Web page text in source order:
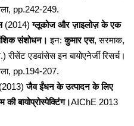
pp.242-249.
(2014)ग्लूकोज और ज़ाइलोज़ के एक
संशोधन।इन:कुमार एस, सरमाक,
एडवांसेस इन बायोएनेर्जी रिसर्च।
pp.194-207.
जैव ईंधन के उत्पादन के लिए
बायोप्रोस्पेक्टिंग।AIChE 2013